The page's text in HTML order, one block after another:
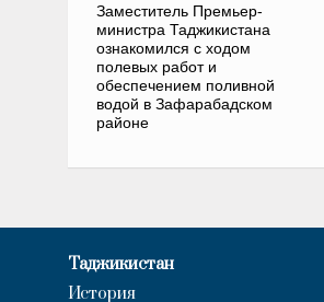
Заместитель Премьер-
министра Таджикистана
ознакомился с ходом
полевых работ и
обеспечением поливной
водой в Зафарабадском
районе
Таджикистан
История